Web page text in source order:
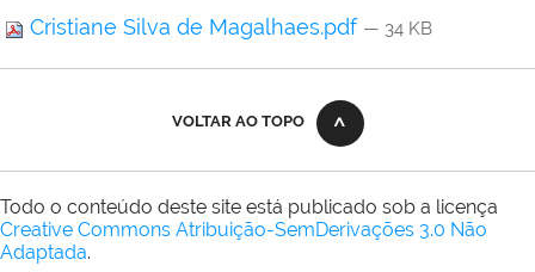
Cristiane Silva de Magalhaes.pdf — 34 KB
VOLTAR AO TOPO
Todo o conteúdo deste site está publicado sob a licença
Creative Commons Atribuição-SemDerivações 3.0 Não
Adaptada.